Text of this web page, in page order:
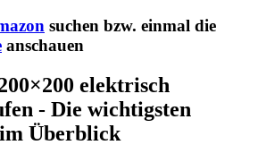
suchen bzw. einmal die
anschauen
elektrisch
- Die wichtigsten
Überblick